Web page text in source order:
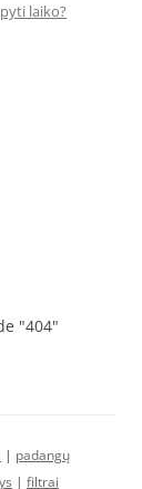
laiko?
"404"
| padangų
| filtrai